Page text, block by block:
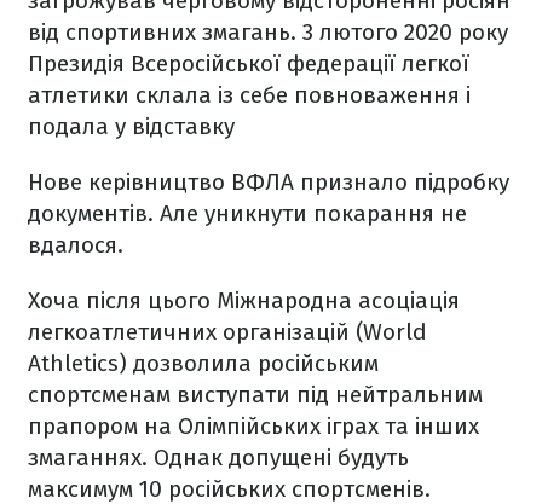
від спортивних змагань. 3 лютого 2020 року
Президія Всеросійської федерації легкої
атлетики склала із себе повноваження і
подала у відставку
Нове керівництво ВФЛА признало підробку
документів. Але уникнути покарання не
вдалося.
Хоча після цього Міжнародна асоціація
легкоатлетичних організацій (World
Athletics) дозволила російським
спортсменам виступати під нейтральним
прапором на Олімпійських іграх та інших
змаганнях. Однак допущені будуть
максимум 10 російських спортсменів.